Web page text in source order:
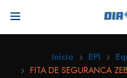
Início EPI
FITA DE SEGURANCA